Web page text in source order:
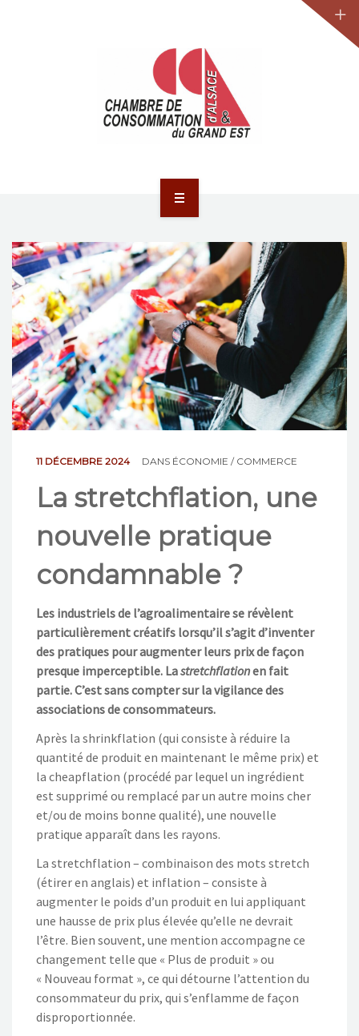
ACTUALITÉS
JURIDIQUE
LA CCA-GE
NOS ACTIONS
CONTACT
11 DÉCEMBRE 2024 DANS ÉCONOMIE / COMMERCE
La stretchflation, une
nouvelle pratique
condamnable ?
Les industriels de l’agroalimentaire se révèlent
particulièrement créatifs lorsqu’il s’agit d’inventer
des pratiques pour augmenter leurs prix de façon
presque imperceptible. Lastretchflationen fait
partie. C’est sans compter sur la vigilance des
associations de consommateurs.
Après la shrinkflation (qui consiste à réduire la
quantité de produit en maintenant le même prix) et
la cheapflation (procédé par lequel un ingrédient
est supprimé ou remplacé par un autre moins cher
et/ou de moins bonne qualité), une nouvelle
pratique apparaît dans les rayons.
La stretchflation – combinaison des mots stretch
(étirer en anglais) et inflation – consiste à
augmenter le poids d’un produit en lui appliquant
une hausse de prix plus élevée qu’elle ne devrait
l’être. Bien souvent, une mention accompagne ce
changement telle que « Plus de produit » ou
« Nouveau format », ce qui détourne l’attention du
consommateur du prix, qui s’enflamme de façon
disproportionnée.